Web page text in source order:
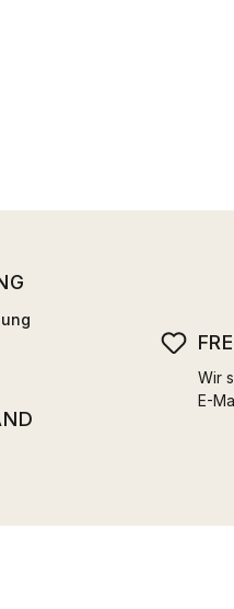
Wir
E-